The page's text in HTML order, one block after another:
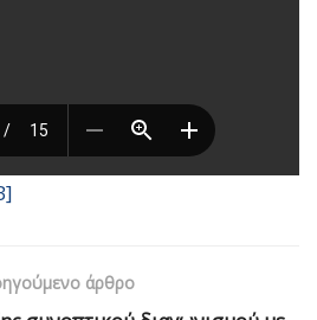
άρθρο